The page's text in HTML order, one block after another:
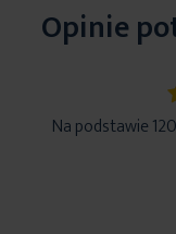
Opinie
Na podstawie